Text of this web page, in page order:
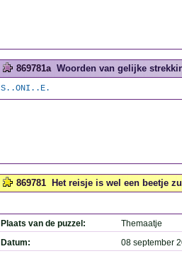
869781a Woorden van gelijke
S..ONI..E.
869781 Het reisje is wel een beetje
Plaats van de puzzel:
Themaatje
Datum:
08 september